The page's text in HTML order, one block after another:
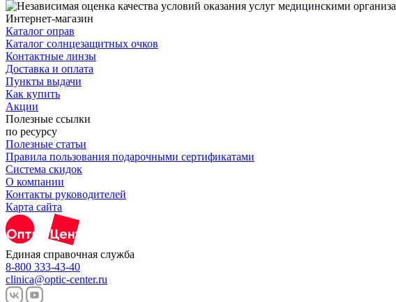
Интернет-магазин
Каталог оправ
Каталог солнцезащитных очков
Контактные линзы
Доставка и оплата
Пункты выдачи
Как купить
Акции
Полезные ссылки
по ресурсу
Полезные статьи
Правила пользования подарочными сертификатами
Система скидок
О компании
Контакты руководителей
Карта сайта
Единая справочная служба
8-800 333-43-40
clinica@optic-center.ru